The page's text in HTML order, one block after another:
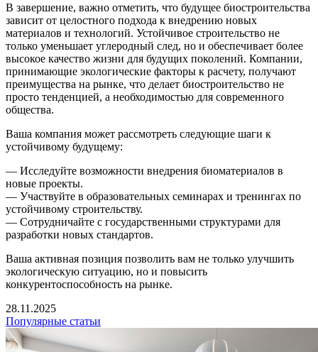
В завершение, важно отметить, что будущее биостроительства
зависит от целостного подхода к внедрению новых
материалов и технологий. Устойчивое строительство не
только уменьшает углеродный след, но и обеспечивает более
высокое качество жизни для будущих поколений. Компании,
принимающие экологические факторы к расчету, получают
преимущества на рынке, что делает биостроительство не
просто тенденцией, а необходимостью для современного
общества.
Ваша компания может рассмотреть следующие шаги к
устойчивому будущему:
— Исследуйте возможности внедрения биоматериалов в
новые проекты.
— Участвуйте в образовательных семинарах и тренингах по
устойчивому строительству.
— Сотрудничайте с государственными структурами для
разработки новых стандартов.
Ваша активная позиция позволить вам не только улучшить
экологическую ситуацию, но и повысить
конкурентоспособность на рынке.
28.11.2025
Популярные статьи